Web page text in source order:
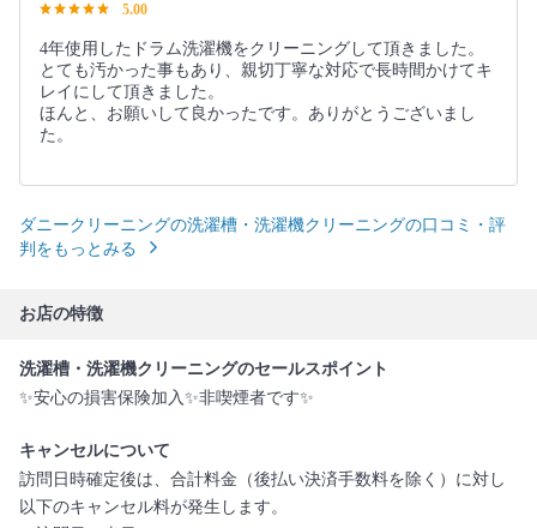
5.00
4年使用したドラム洗濯機をクリーニングして頂きました。
とても汚かった事もあり、親切丁寧な対応で長時間かけてキ
レイにして頂きました。
ほんと、お願いして良かったです。ありがとうございまし
た。
ダニークリーニングの洗濯槽・洗濯機クリーニングの口コミ・評
判をもっとみる
お店の特徴
洗濯槽・洗濯機クリーニングのセールスポイント
✨安心の損害保険加入✨非喫煙者です✨
キャンセルについて
訪問日時確定後は、合計料金（後払い決済手数料を除く）に対し
以下のキャンセル料が発生します。